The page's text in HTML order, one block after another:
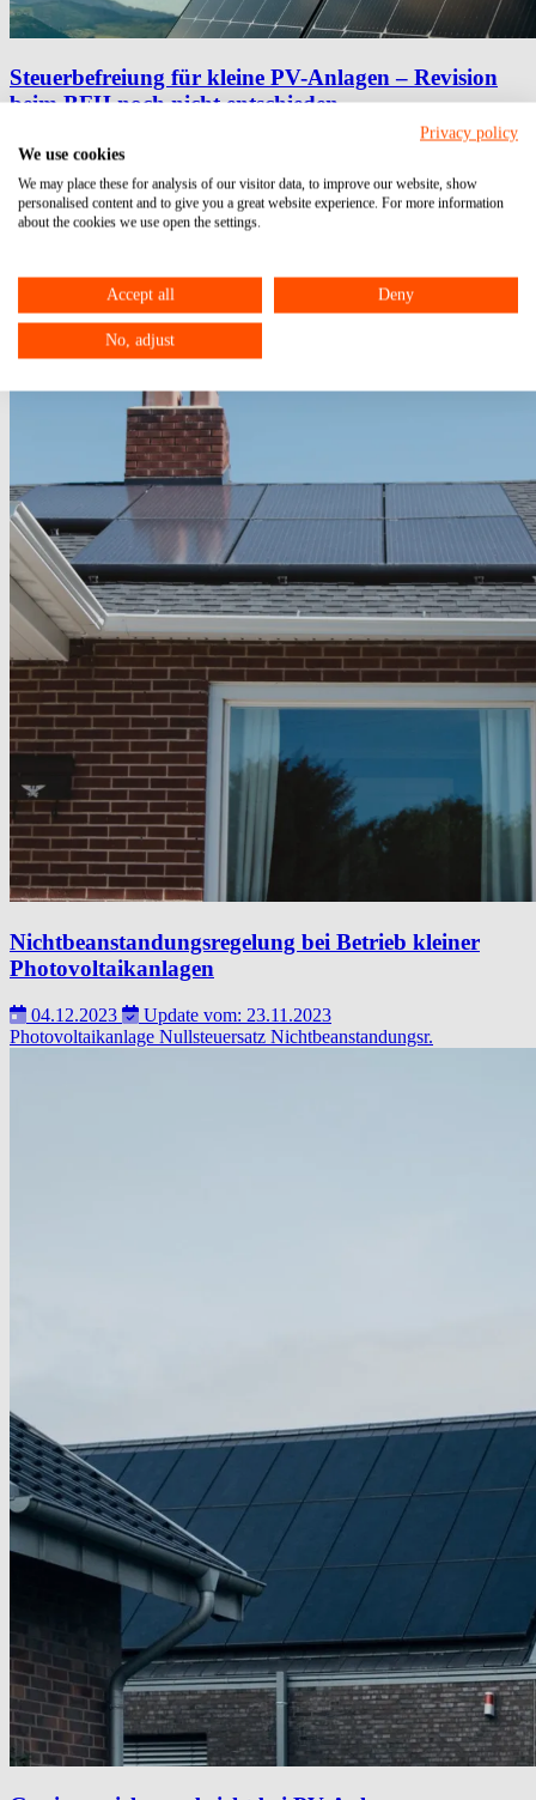
Steuerbefreiung für kleine PV-Anlagen – Revision
beim BFH noch nicht entschieden
21.04.2025
Nichtbeanstandungsregelung bei Betrieb kleiner
Photovoltaikanlagen
04.12.2023
Update vom: 23.11.2023
Photovoltaikanlage Nullsteuersatz Nichtbeanstandungsr.
Privacy policy
We use cookies
We may place these for analysis of our visitor data, to improve our website, show
personalised content and to give you a great website experience. For more information
about the cookies we use open the settings.
Accept all Deny
No, adjust